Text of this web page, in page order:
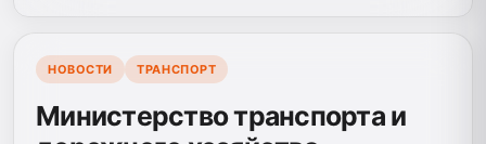
НОВОСТИ ТРАНСПОРТ
Министерство транспорта и